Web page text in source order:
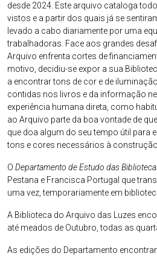
desde 2024. Este arquivo cataloga
vistos e a partir dos quais já se
levado a cabo diariamente por uma
trabalhadoras. Face aos grandes
Arquivo enfrenta cortes de
motivo, decidiu-se expor a sua
a encontrar tons de cor e de
contidas nos livros e da informação
experiência humana direta, como
ao Arquivo parte da boa vontade de
que doa algum do seu tempo útil para
tons e cores necessários à
O Departamento de Estudo das
Pestana e Francisca Portugal que
uma vez, temporariamente em
A Biblioteca do Arquivo das Luzes
até meados de Outubro, todas as
As edições do Departamento